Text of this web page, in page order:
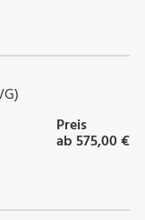
Preis
ab 575,00 €